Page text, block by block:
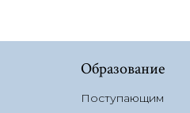
Образование
Поступающим